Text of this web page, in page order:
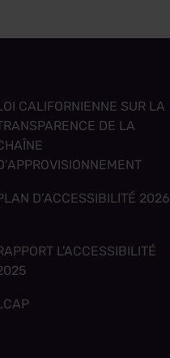
CALIFORNIENNE SUR LA
DE LA
D’ACCESSIBILITÉ 2026
L'ACCESSIBILITÉ